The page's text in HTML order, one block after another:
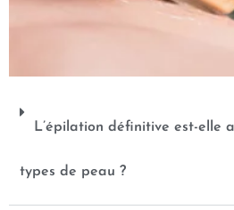
L’épilation définitive est-elle
types de peau ?